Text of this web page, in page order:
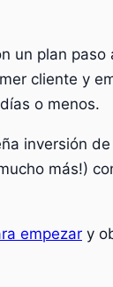
un plan paso
cliente y
o menos.
inversión
más!)
empezar y